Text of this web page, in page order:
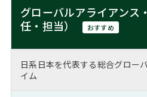
MBAの転職事例
MBA留学生数の推移
よくある面接Q&A集
転職成功への4つの鍵
注目企業インタビュー
キャリアフォーラム
Career Talk Live
採用情報
ニュースリリース
グローバルアライアンス
任・担当）
おすすめ
日系日本を代表する総合グロ
イム